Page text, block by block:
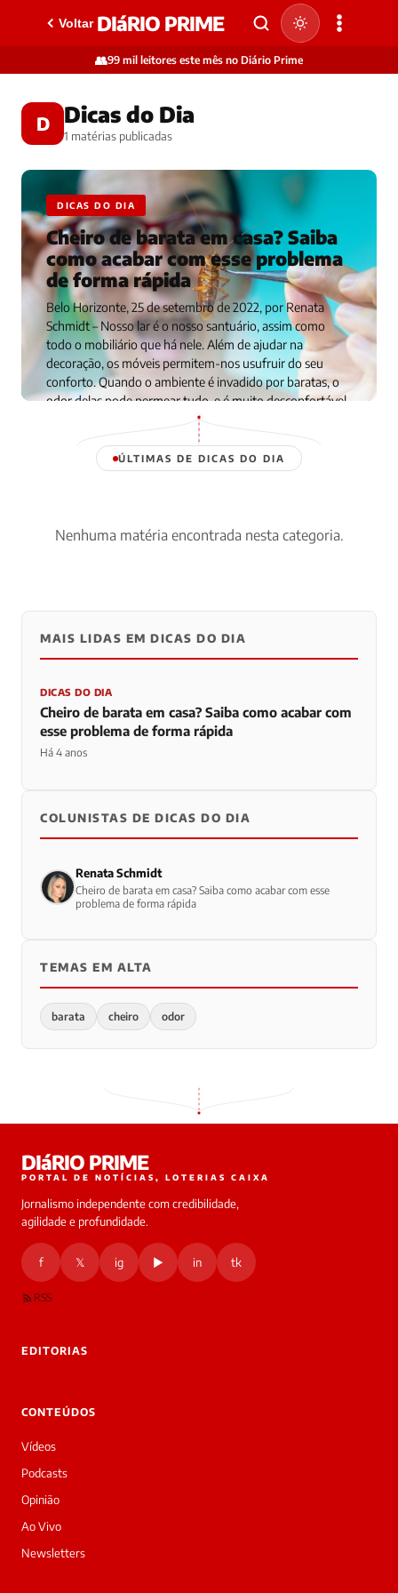
Voltar DIáRIO PRIME
👥99 mil leitores este mês no Diário Prime
D Dicas do Dia
1 matérias publicadas
DICAS DO DIA
Cheiro de barata em casa? Saiba
como acabar com esse problema
de forma rápida
Belo Horizonte, 25 de setembro de 2022, por Renata
Schmidt – Nosso lar é o nosso santuário, assim como
todo o mobiliário que há nele. Além de ajudar na
decoração, os móveis permitem-nos usufruir do seu
conforto. Quando o ambiente é invadido por baratas, o
odor delas pode permear tudo, e é muito desconfortável
Há 4 anos · Por Renata Schmidt
ÚLTIMAS DE DICAS DO DIA
Nenhuma matéria encontrada nesta categoria.
MAIS LIDAS EM DICAS DO DIA
DICAS DO DIA
Cheiro de barata em casa? Saiba como acabar com
esse problema de forma rápida
Há 4 anos
COLUNISTAS DE DICAS DO DIA
Renata Schmidt
Cheiro de barata em casa? Saiba como acabar com esse
problema de forma rápida
TEMAS EM ALTA
barata cheiro odor
DIáRIO PRIME
PORTAL DE NOTÍCIAS, LOTERIAS CAIXA
Jornalismo independente com credibilidade,
agilidade e profundidade.
f 𝕏 ig ▶ in tk
RSS
EDITORIAS
CONTEÚDOS
Vídeos
Podcasts
Opinião
Ao Vivo
Newsletters